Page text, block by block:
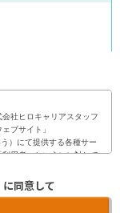
社ヒロキャリアスタッフ
ブサイト」
にて提供する各種サー
用者」という）に対して
の内容を全て承諾するも
同意して